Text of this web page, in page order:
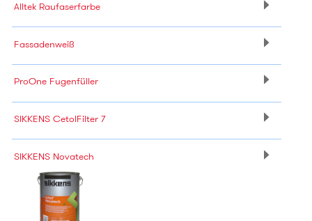
Alltek Raufaserfarbe
Fassadenweiß
ProOne Fugenfüller
SIKKENS CetolFilter 7
SIKKENS Novatech